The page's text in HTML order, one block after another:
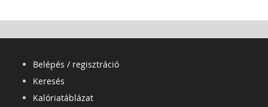
Belépés / regisztráció
Keresés
Kalóriatáblázat